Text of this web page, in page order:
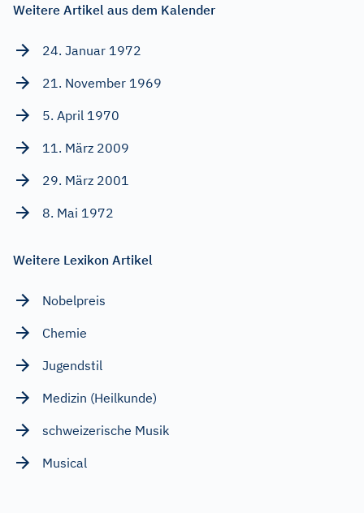
Weitere Artikel aus dem Kalender
24. Januar 1972
21. November 1969
5. April 1970
11. März 2009
29. März 2001
8. Mai 1972
Weitere Lexikon Artikel
Nobelpreis
Chemie
Jugendstil
Medizin (Heilkunde)
schweizerische Musik
Musical